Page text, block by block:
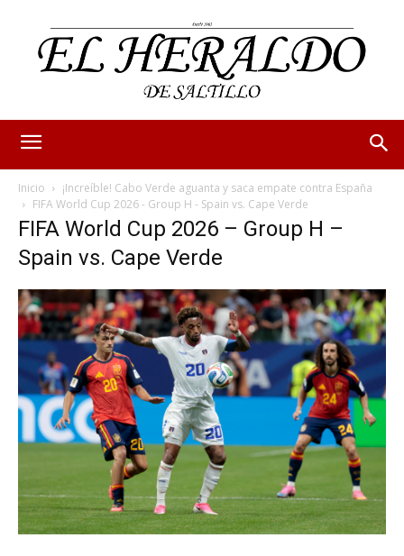
Inicio
¡Increíble! Cabo Verde aguanta y saca empate contra España
FIFA World Cup 2026 - Group H - Spain vs. Cape Verde
FIFA World Cup 2026 – Group H –
Spain vs. Cape Verde